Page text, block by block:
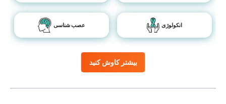
بیشتر کاوش کنید
عصب شناسی انکولوژی